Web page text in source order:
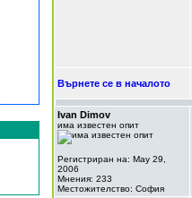
Върнете се в началото
Ivan Dimov
има известен опит
Регистриран на: May 29,
2006
Мнения: 233
Местожителство: София